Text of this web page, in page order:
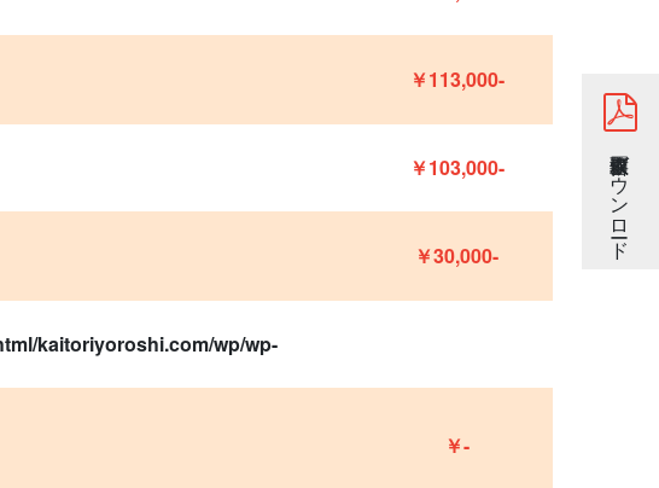
買取依頼書ダウンロード
￥113,000-
￥103,000-
￥30,000-
kaitoriyoroshi.com/wp/wp-
￥-